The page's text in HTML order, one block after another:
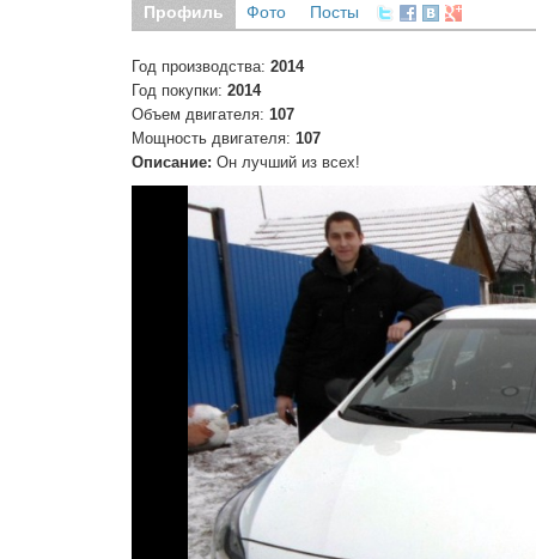
Профиль Фото Посты
Год производства: 2014
Год покупки: 2014
Объем двигателя: 107
Мощность двигателя: 107
Описание: Он лучший из всех!